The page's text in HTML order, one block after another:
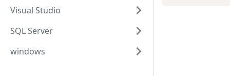
✨网站套嵌带描述关键词和icon图
标
✨悬停到文字上显示图片
✨访问直接跳转另外的网站
✨VScode问题合集
✨VScode基本设置
Visual Studio
✨VS简短命令
✨VS分辨率设置
SQL Server
✨SQL Server 2014安装教程
windows